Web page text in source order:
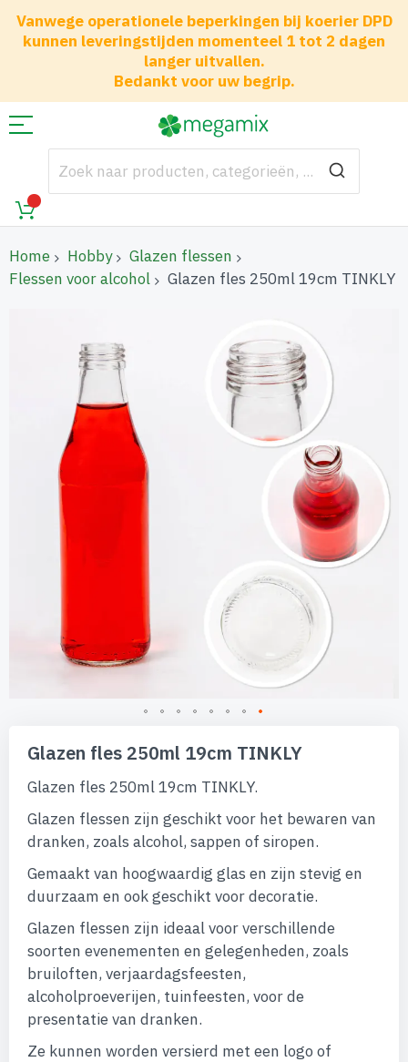
Vanwege operationele beperkingen bij koerier DPD
kunnen leveringstijden momenteel 1 tot 2 dagen
langer uitvallen.
Bedankt voor uw begrip.
Home Hobby
Glazen flessen
Flessen voor alcohol
Glazen fles 250ml 19cm TINKLY
afbeeldingen-
naar
begin
afbeeldingen-
gallerij
Glazen fles 250ml 19cm TINKLY
Glazen fles 250ml 19cm TINKLY.
Glazen flessen zijn geschikt voor het bewaren van
dranken, zoals alcohol, sappen of siropen.
Gemaakt van hoogwaardig glas en zijn stevig en
duurzaam en ook geschikt voor decoratie.
Glazen flessen zijn ideaal voor verschillende
soorten evenementen en gelegenheden, zoals
bruiloften, verjaardagsfeesten,
alcoholproeverijen, tuinfeesten, voor de
presentatie van dranken.
Ze kunnen worden versierd met een logo of